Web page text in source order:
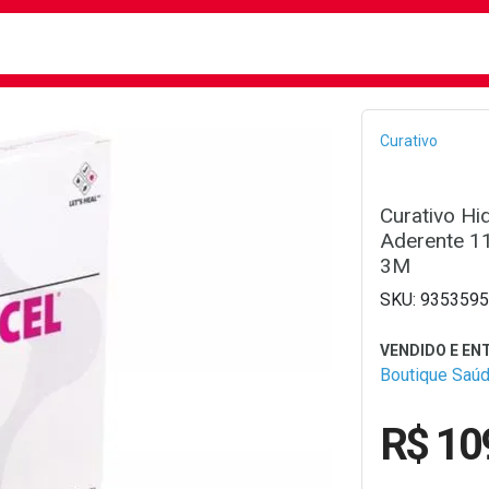
Curativo
Curativo
Aderente
3M
Boutique
R$